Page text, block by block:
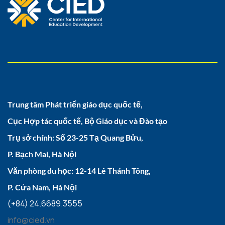
Trung tâm Phát triển giáo dục quốc tế,
Cục Hợp tác quốc tế, Bộ Giáo dục và Đào tạo
Trụ sở chính: Số 23-25 Tạ Quang Bửu,
P. Bạch Mai, Hà Nội
Văn phòng du học: 12-14 Lê Thánh Tông,
P. Cửa Nam, Hà Nội
(+84) 24.6689.3555
info@cied.vn